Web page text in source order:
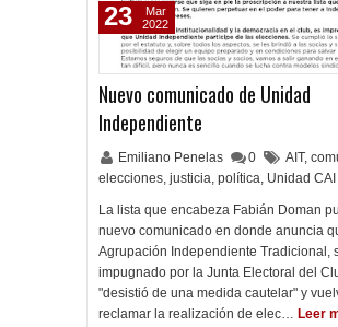
Nuevo comunicado de Unidad
Independiente
Emiliano Penelas 0 AIT,
elecciones, justicia, política, Unidad CAI
La lista que encabeza Fabián Doman
nuevo comunicado en donde anuncia
Agrupación Independiente Tradicional,
impugnado por la Junta Electoral del
"desistió de una medida cautelar" y
reclamar la realización de elec… Leer
23
Mar
2022